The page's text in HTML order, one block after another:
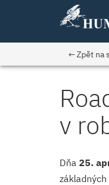
← Zpět na
v
Dňa 25.